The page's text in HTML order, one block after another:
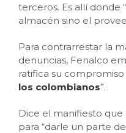
terceros. Es allí donde
almacén sino el
Para contrarrestar la
denuncias, Fenalco
ratifica su compromiso
los colombianos”.
Dice el manifiesto que
para “darle un parte